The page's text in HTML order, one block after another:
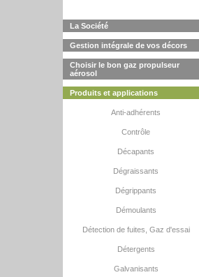
La Société
Gestion intégrale de vos décors
Choisir le bon gaz propulseur
aérosol
Produits et applications
Anti-adhérents
Contrôle
Décapants
Dégraissants
Dégrippants
Démoulants
Détection de fuites, Gaz d'essai
Détergents
Galvanisants